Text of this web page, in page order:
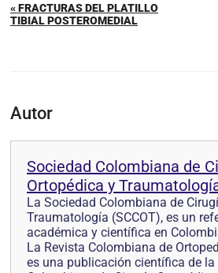
« FRACTURAS DEL PLATILLO
TIBIAL POSTEROMEDIAL
Autor
Sociedad Colombiana de
Ortopédica y
La Sociedad Colombiana de
Traumatología (SCCOT), es un
académica y científica en
La Revista Colombiana de
es una publicación científica de la